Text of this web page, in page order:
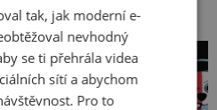
SLOVAK
tak, jak moderní e-
nevhodný
se ti přehrála videa
sítí a abychom
Pro to